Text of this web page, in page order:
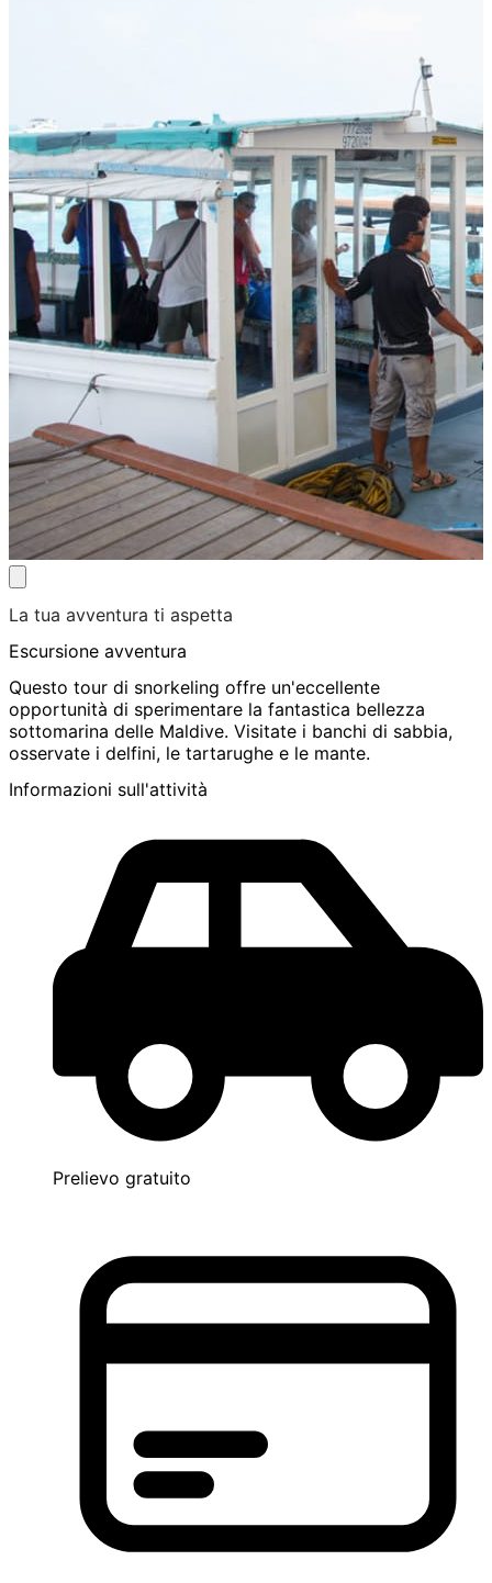
La tua avventura ti aspetta
Escursione avventura
Questo tour di snorkeling offre un'eccellente
opportunità di sperimentare la fantastica bellezza
sottomarina delle Maldive. Visitate i banchi di sabbia,
osservate i delfini, le tartarughe e le mante.
Informazioni sull'attività
Prelievo gratuito